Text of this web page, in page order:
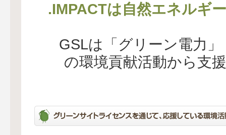
.IMPACTは自然エネルギ
GSLは「グリーン電力
の環境貢献活動から支